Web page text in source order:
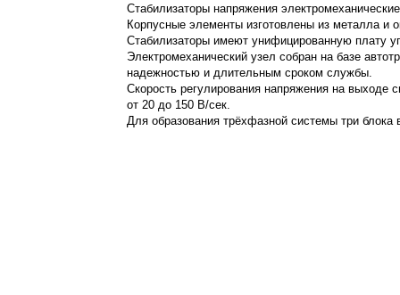
Стабилизаторы напряжения
Корпусные элементы изготовлены из металла и
Стабилизаторы имеют унифицированную плату
Электромеханический узел собран на базе
надежностью и длительным сроком службы.
Скорость регулирования напряжения на выходе
от 20 до 150 В/сек.
Для образования трёхфазной системы три